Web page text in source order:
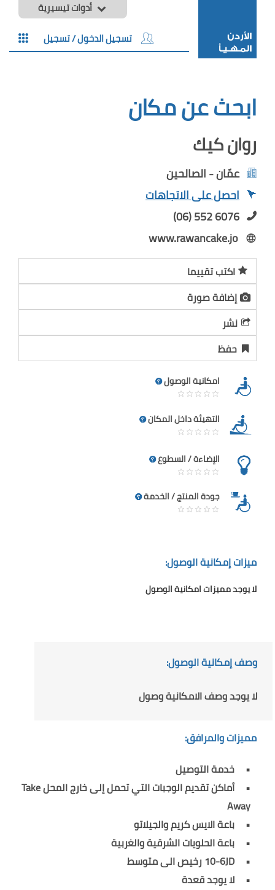
أدوات تيسيرية
تسجيل الدخول / تسجيل
ابحث عن مكان
روان كيك
عمّان - الصالحين
احصل على الاتجاهات
(06) 552 6076
www.rawancake.jo
اكتب تقييما
إضافة صورة
نشر
حفظ
امكانية الوصول
التهيئة داخل المكان
الإضاءة / السطوع
جودة المنتج / الخدمة
ميزات إمكانية الوصول:
لا يوجد مميزات امكانية الوصول
وصف إمكانية الوصول:
لا يوجد وصف الامكانية وصول
مميزات والمرافق:
خدمة التوصيل
أماكن تقديم الوجبات التي تحمل إلى خارج المحل Take
Away
باعة الايس كريم والجيلاتو
باعة الحلويات الشرقية والغربية
10-6JD رخيص الى متوسط
لا يوجد قعدة